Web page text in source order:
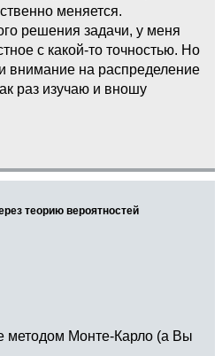
меняется.
решения задачи, у меня
с какой-то точностью. Но
внимание на распределение
раз изучаю и вношу
теорию вероятностей
методом Монте-Карло (а Вы